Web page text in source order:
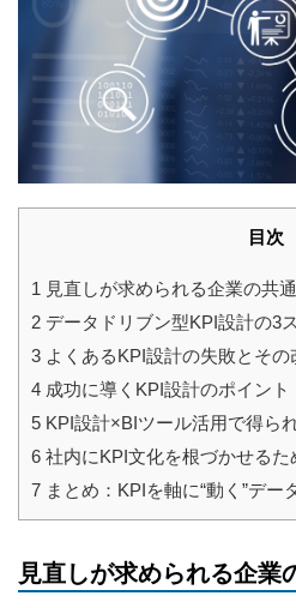
目次
1 見直しが求められる企業の共
2 データドリブン型KPI設計の3
3 よくあるKPI設計の失敗とその
4 成功に導くKPI設計のポイント
5 KPI設計×BIツール活用で得ら
6 社内にKPI文化を根づかせるた
7 まとめ：KPIを軸に“動く”デー
見直しが求められる企業